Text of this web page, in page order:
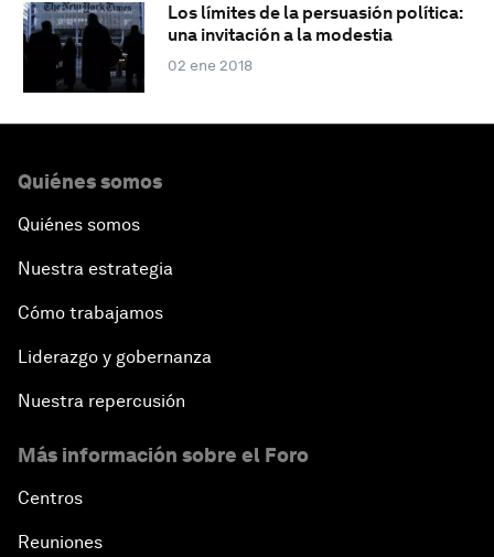
Los límites de la persuasión política:
una invitación a la modestia
02 ene 2018
Quiénes somos
Quiénes somos
Nuestra estrategia
Cómo trabajamos
Liderazgo y gobernanza
Nuestra repercusión
Más información sobre el Foro
Centros
Reuniones